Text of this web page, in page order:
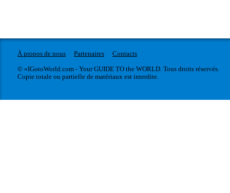
À propos de nous Partenaires
Contacts
© «IGotoWorld.com - Your GUIDE TO the WORLD. Tous droits réservés.
Copie totale ou partielle de matériaux est interdite.